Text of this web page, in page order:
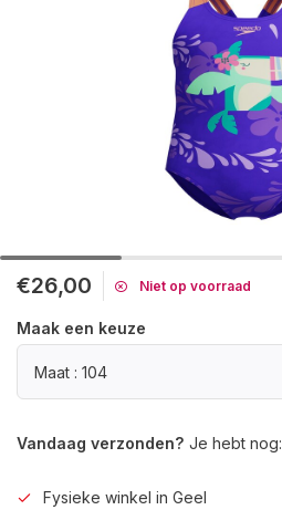
€26,00 Niet op voorraad
Maak een keuze
Maat : 104
Vandaag verzonden? Je hebt nog:
Fysieke winkel in Geel